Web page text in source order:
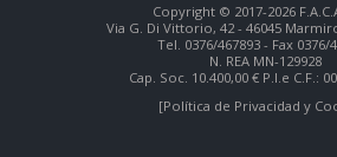
Copyright © 2017-2026
Via G. Di Vittorio, 42 - 46045
Tel. 0376/467893 - Fax 0376/
N. REA MN-129928
Cap. Soc. 10.400,00 € P.I.e C.F.:
[Política de Privacidad y